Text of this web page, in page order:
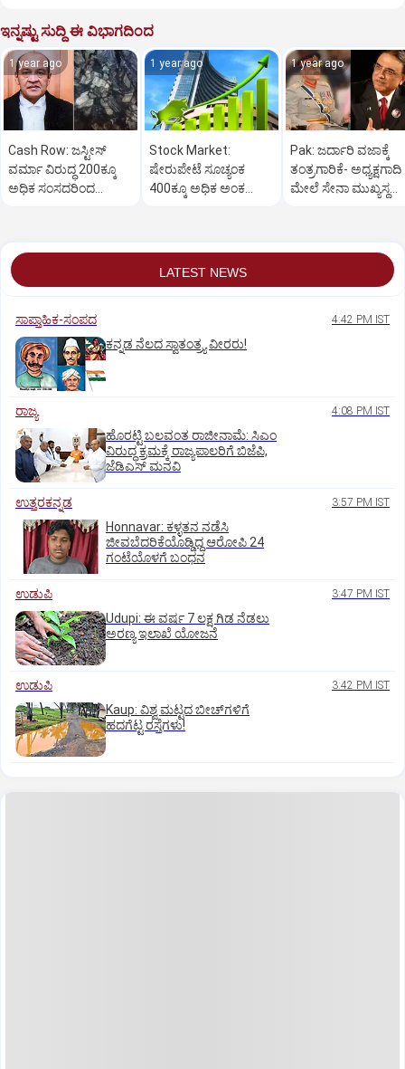
ಇನ್ನಷ್ಟು ಸುದ್ದಿ ಈ ವಿಭಾಗದಿಂದ
1 year ago
Cash Row: ಜಸ್ಟೀಸ್‌
ವರ್ಮಾ ವಿರುದ್ಧ 200ಕ್ಕೂ
ಅಧಿಕ ಸಂಸದರಿಂದ
1 year ago
Stock Market:
ಷೇರುಪೇಟೆ ಸೂಚ್ಯಂಕ
400ಕ್ಕೂ ಅಧಿಕ ಅಂಕ
1 year ago
Pak: ಜರ್ದಾರಿ ವಜಾಕ್ಕೆ
ತಂತ್ರಗಾರಿಕೆ- ಅಧ್ಯಕ್ಷಗಾದಿ
ಮೇಲೆ ಸೇನಾ ಮುಖ್ಯಸ್ಥ
LATEST NEWS
ಸಾಪ್ತಾಹಿಕ-ಸಂಪದ 4:42 PM IST
ಕನ್ನಡ ನೆಲದ ಸ್ವಾತಂತ್ರ್ಯ ವೀರರು!
ರಾಜ್ಯ 4:08 PM IST
ಹೊರಟ್ಟಿ ಬಲವಂತ ರಾಜೀನಾಮೆ: ಸಿಎಂ
ವಿರುದ್ಧ ಕ್ರಮಕ್ಕೆ ರಾಜ್ಯಪಾಲರಿಗೆ ಬಿಜೆಪಿ,
ಜೆಡಿಎಸ್ ಮನವಿ
ಉತ್ತರಕನ್ನಡ 3:57 PM IST
Honnavar: ಕಳ್ಳತನ ನಡೆಸಿ
ಜೀವಬೆದರಿಕೆಯೊಡ್ಡಿದ್ದ ಆರೋಪಿ 24
ಗಂಟೆಯೊಳಗೆ ಬಂಧನ
ಉಡುಪಿ 3:47 PM IST
Udupi: ಈ ವರ್ಷ 7 ಲಕ್ಷ ಗಿಡ ನೆಡಲು
ಅರಣ್ಯ ಇಲಾಖೆ ಯೋಜನೆ
ಉಡುಪಿ 3:42 PM IST
Kaup: ವಿಶ್ವ ಮಟ್ಟದ ಬೀಚ್‌ಗಳಿಗೆ
ಹದಗೆಟ್ಟ ರಸ್ತೆಗಳು!